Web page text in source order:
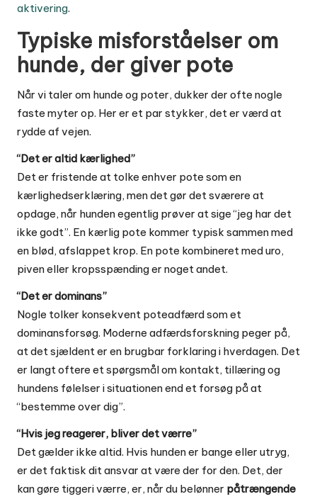
aktivering.
Typiske misforståelser om
hunde, der giver pote
Når vi taler om hunde og poter, dukker der ofte nogle
faste myter op. Her er et par stykker, det er værd at
rydde af vejen.
“Det er altid kærlighed”
Det er fristende at tolke enhver pote som en
kærlighedserklæring, men det gør det sværere at
opdage, når hunden egentlig prøver at sige “jeg har det
ikke godt”. En kærlig pote kommer typisk sammen med
en blød, afslappet krop. En pote kombineret med uro,
piven eller kropsspænding er noget andet.
“Det er dominans”
Nogle tolker konsekvent poteadfærd som et
dominansforsøg. Moderne adfærdsforskning peger på,
at det sjældent er en brugbar forklaring i hverdagen. Det
er langt oftere et spørgsmål om kontakt, tillæring og
hundens følelser i situationen end et forsøg på at
“bestemme over dig”.
“Hvis jeg reagerer, bliver det værre”
Det gælder ikke altid. Hvis hunden er bange eller utryg,
er det faktisk dit ansvar at være der for den. Det, der
kan gøre tiggeri værre, er, når du belønner påtrængende